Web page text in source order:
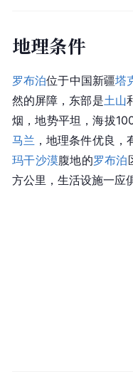
地理条件
罗布泊位于中国新疆塔
然的屏障，东部是土山
烟，地势平坦，海拔
马兰 ，地理条件优良
玛干沙漠腹地的罗布泊
方公里，生活设施一应